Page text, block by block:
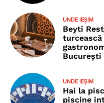
UNDE IEȘIM
Beyti
București
UNDE IEȘIM
Hai la
piscine